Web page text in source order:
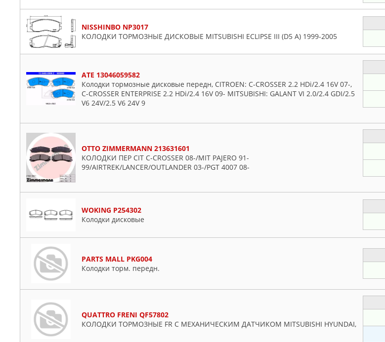
NISSHINBO NP3017
КОЛОДКИ ТОРМОЗНЫЕ ДИСКОВЫЕ MITSUBISHI ECLIPSE III (D5 A) 1999-2005
ATE 13046059582
Колодки тормозные дисковые передн, CITROEN: C-CROSSER 2.2 HDi/2.4 16V 07-,
C-CROSSER ENTERPRISE 2.2 HDi/2.4 16V 09- MITSUBISHI: GALANT VI 2.0/2.4 GDI/2.5
V6 24V/2.5 V6 24V 9
OTTO ZIMMERMANN 213631601
КОЛОДКИ ПЕР CIT C-CROSSER 08-/MIT PAJERO 91-
99/AIRTREK/LANCER/OUTLANDER 03-/PGT 4007 08-
WOKING P254302
Колодки дисковые
PARTS MALL PKG004
Колодки торм. передн.
QUATTRO FRENI QF57802
КОЛОДКИ ТОРМОЗНЫЕ FR С МЕХАНИЧЕСКИМ ДАТЧИКОМ MITSUBISHI HYUNDAI,